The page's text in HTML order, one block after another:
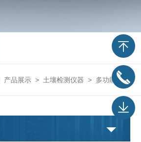
产品展示 > 土壤检测仪器 > 多功能土壤墒情速测仪